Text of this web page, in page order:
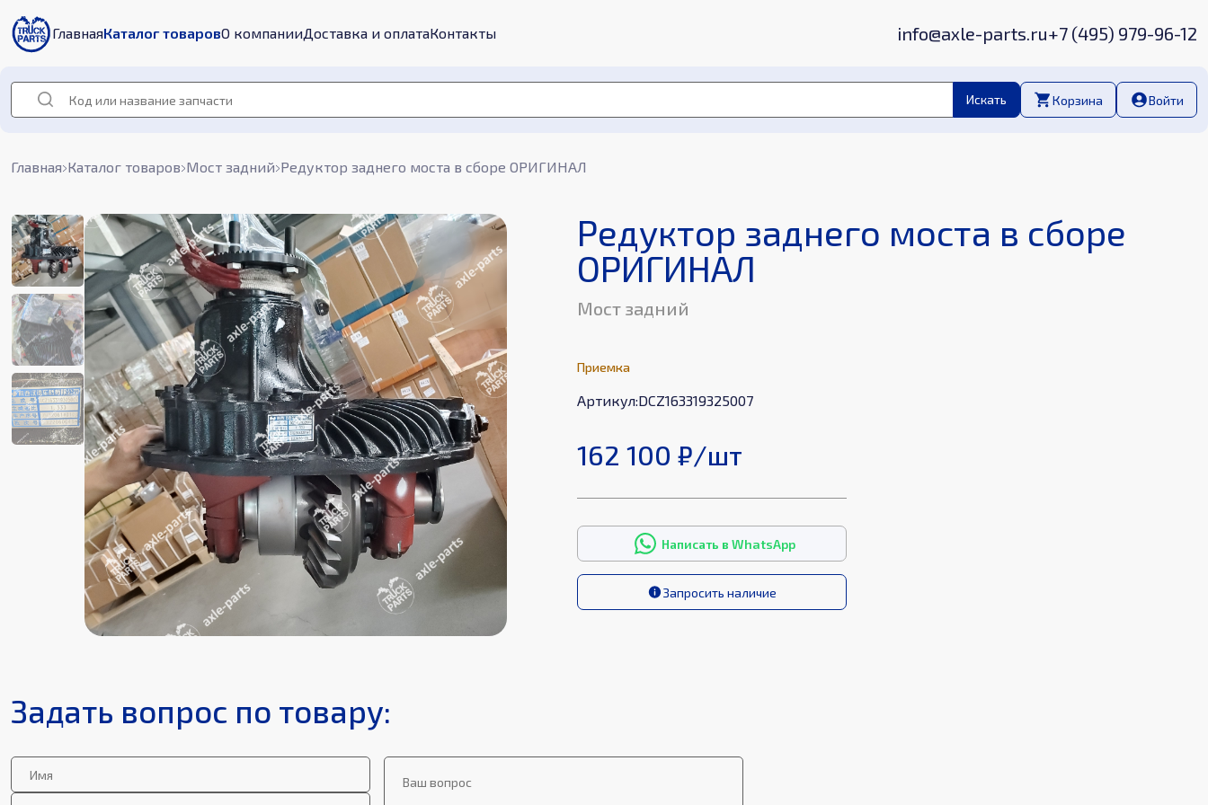
ГлавнаяКаталог товаровО компанииДоставка и оплатаКонтакты info@axle-parts.ru+7 (495) 979-96-12
Корзина Войти
Главная Каталог товаров Мост задний Редуктор заднего моста в сборе ОРИГИНАЛ
Редуктор заднего моста в сборе
ОРИГИНАЛ
Мост задний
Приемка
Aртикул:DCZ163319325007
162 100 ₽/шт
Написать в WhatsApp
Запросить наличие
Задать вопрос по товару: